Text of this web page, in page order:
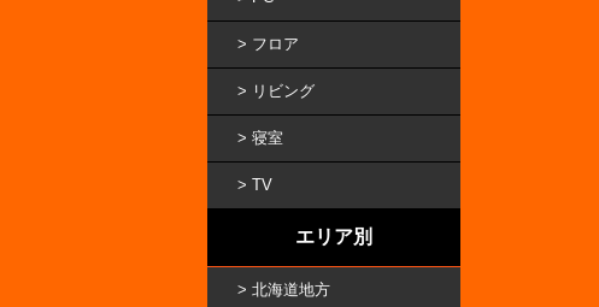
フロア
リビング
寝室
TV
エリア別
北海道地方